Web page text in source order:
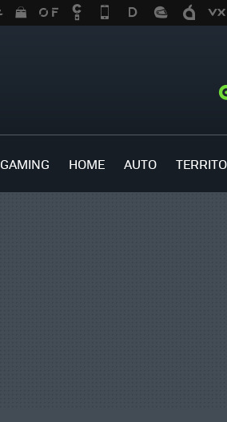
GAMING HOME AUTO